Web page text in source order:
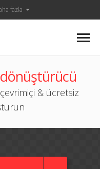
fazla
& ücretsiz